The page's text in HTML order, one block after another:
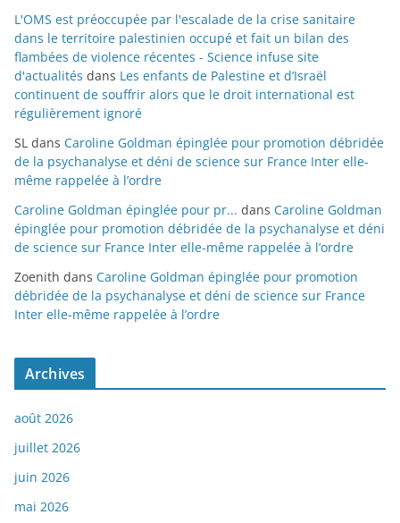
L'OMS est préoccupée par l'escalade de la crise sanitaire
dans le territoire palestinien occupé et fait un bilan des
flambées de violence récentes - Science infuse site
d'actualités dans Les enfants de Palestine et d’Israël
continuent de souffrir alors que le droit international est
régulièrement ignoré
SL dans Caroline Goldman épinglée pour promotion débridée
de la psychanalyse et déni de science sur France Inter elle-
même rappelée à l’ordre
Caroline Goldman épinglée pour pr... dans Caroline Goldman
épinglée pour promotion débridée de la psychanalyse et déni
de science sur France Inter elle-même rappelée à l’ordre
Zoenith dans Caroline Goldman épinglée pour promotion
débridée de la psychanalyse et déni de science sur France
Inter elle-même rappelée à l’ordre
Archives
août 2026
juillet 2026
juin 2026
mai 2026